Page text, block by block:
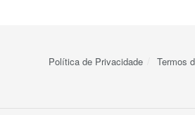
Política de Privacidade Termos